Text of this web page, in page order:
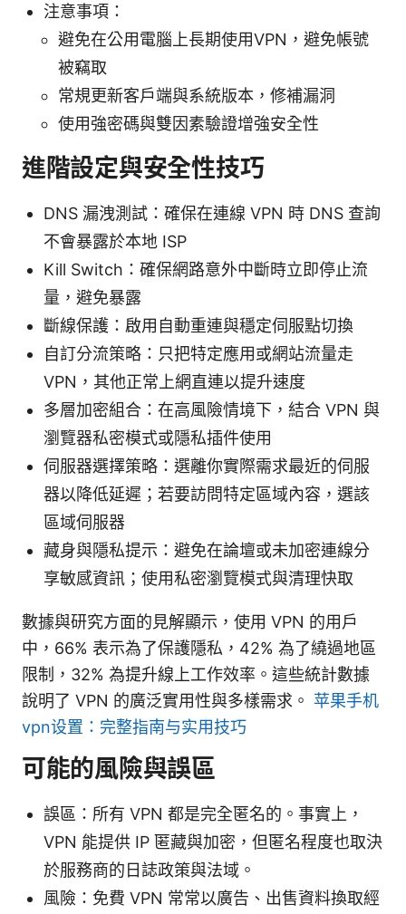
注意事項：
避免在公用電腦上長期使用VPN，避免帳號
被竊取
常規更新客戶端與系統版本，修補漏洞
使用強密碼與雙因素驗證增強安全性
進階設定與安全性技巧
DNS 漏洩測試：確保在連線 VPN 時 DNS 查詢
不會暴露於本地 ISP
Kill Switch：確保網路意外中斷時立即停止流
量，避免暴露
斷線保護：啟用自動重連與穩定伺服點切換
自訂分流策略：只把特定應用或網站流量走
VPN，其他正常上網直連以提升速度
多層加密組合：在高風險情境下，結合 VPN 與
瀏覽器私密模式或隱私插件使用
伺服器選擇策略：選離你實際需求最近的伺服
器以降低延遲；若要訪問特定區域內容，選該
區域伺服器
藏身與隱私提示：避免在論壇或未加密連線分
享敏感資訊；使用私密瀏覽模式與清理快取
數據與研究方面的見解顯示，使用 VPN 的用戶
中，66% 表示為了保護隱私，42% 為了繞過地區
限制，32% 為提升線上工作效率。這些統計數據
說明了 VPN 的廣泛實用性與多樣需求。 苹果手机
vpn设置：完整指南与实用技巧
可能的風險與誤區
誤區：所有 VPN 都是完全匿名的。事實上，
VPN 能提供 IP 匿藏與加密，但匿名程度也取決
於服務商的日誌政策與法域。
風險：免費 VPN 常常以廣告、出售資料換取經